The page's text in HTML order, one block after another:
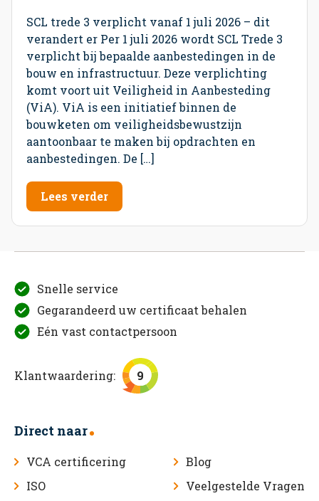
SCL trede 3 verplicht vanaf 1 juli 2026 – dit
verandert er Per 1 juli 2026 wordt SCL Trede 3
verplicht bij bepaalde aanbestedingen in de
bouw en infrastructuur. Deze verplichting
komt voort uit Veiligheid in Aanbesteding
(ViA). ViA is een initiatief binnen de
bouwketen om veiligheidsbewustzijn
aantoonbaar te maken bij opdrachten en
aanbestedingen. De […]
Lees verder
Snelle service
Gegarandeerd uw certificaat behalen
Eén vast contactpersoon
Klantwaardering: 9
Direct naar
VCA certificering
ISO
Blog
Veelgestelde Vragen